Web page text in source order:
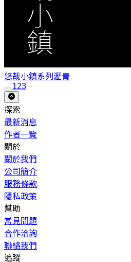
悠哉小鎮系列 瀝青
123
探索
最新消息
作者一覽
關於
關於我們
公司簡介
服務條款
隱私政策
幫助
常見問題
合作洽詢
聯絡我們
追蹤